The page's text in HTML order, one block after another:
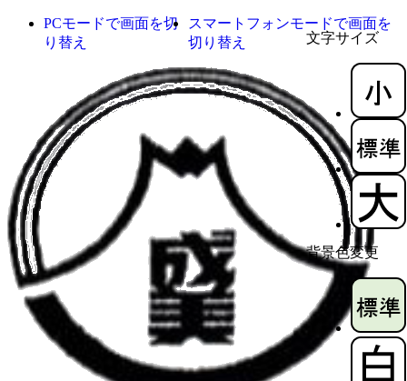
文字サイズ
背景色変更
PCモードで画面を切
り替え
スマートフォンモードで画面を
切り替え